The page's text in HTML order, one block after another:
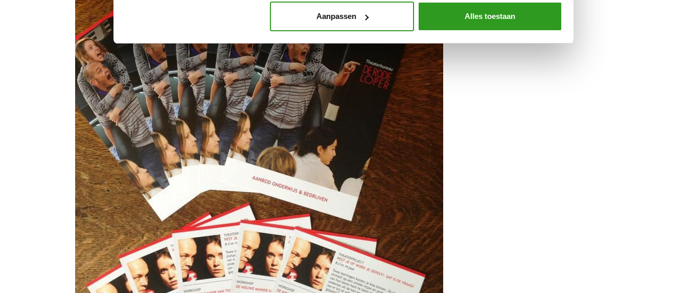
Aanpassen Alles toestaan